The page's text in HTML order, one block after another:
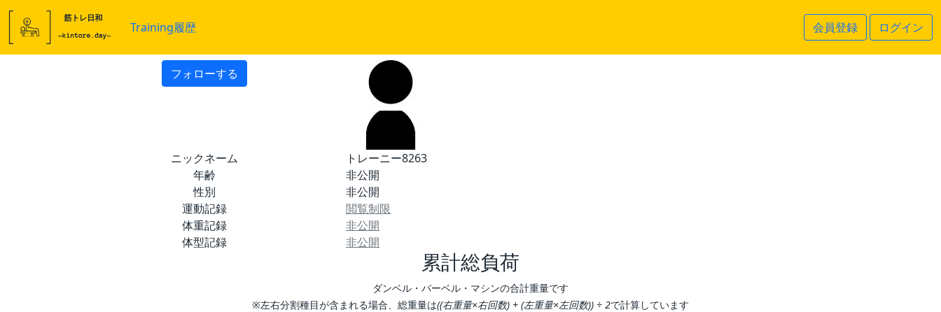
Training履歴 会員登録 ログイン
フォローする
ニックネーム
トレーニー8263
年齢
非公開
性別
非公開
運動記録
閲覧制限
体重記録
非公開
体型記録
非公開
累計総負荷
ダンベル・バーベル・マシンの合計重量です
※左右分割種目が含まれる場合、総重量は((右重量×右回数) + (左重量×左回数)) ÷ 2で計算しています